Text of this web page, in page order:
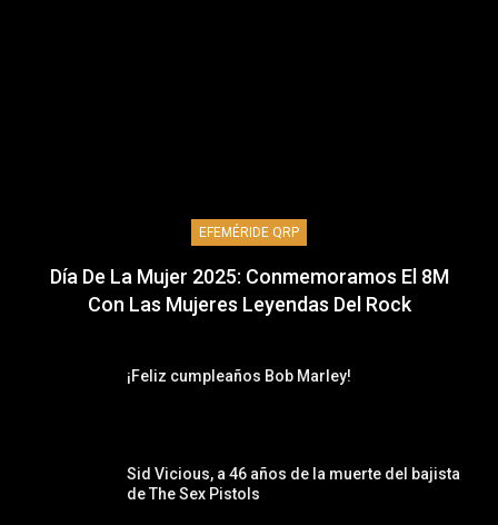
EFEMÉRIDE QRP
Día De La Mujer 2025: Conmemoramos El 8M
Con Las Mujeres Leyendas Del Rock
¡Feliz cumpleaños Bob Marley!
Sid Vicious, a 46 años de la muerte del bajista
de The Sex Pistols